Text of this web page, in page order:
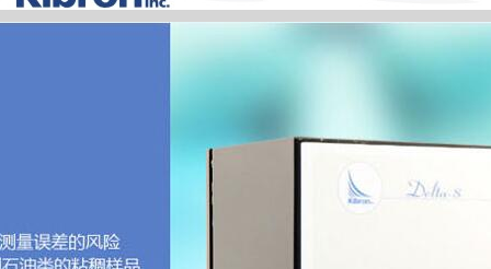
首 頁 產品中心 張力儀 宅